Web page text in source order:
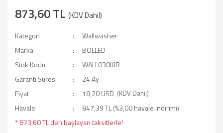
873,60 TL (KDV Dahil)
Kategori
Wallwasher
Marka
BOLLED
Stok Kodu
WALL030KIR
Garanti Süresi
24 Ay
Fiyat
18,20 USD (KDV Dahil)
Havale
847,39 TL (%3,00 havale indirimi)
* 873,60 TL den başlayan taksitlerle!